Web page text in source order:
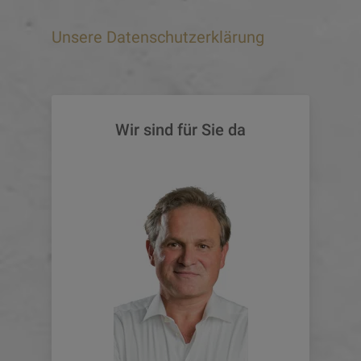
Unsere Datenschutzerklärung
Wir sind für Sie da